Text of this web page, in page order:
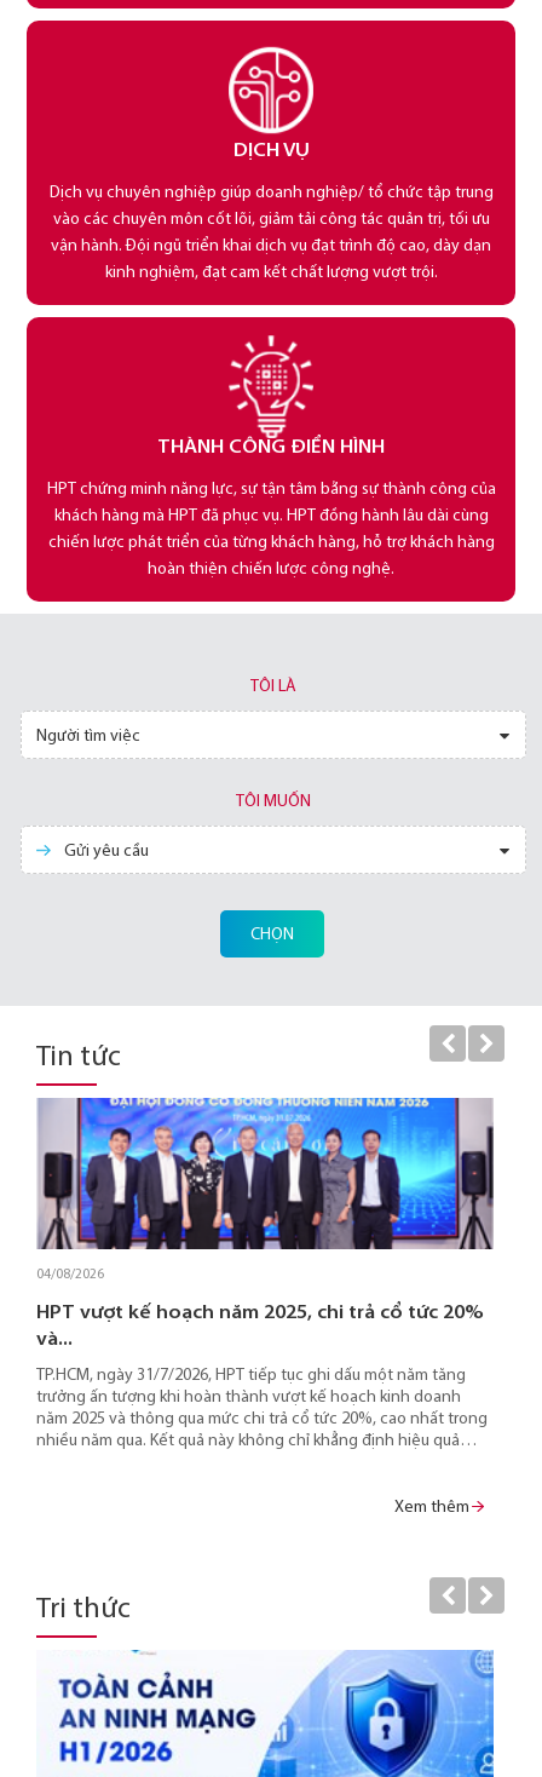
DỊCH VỤ
Dịch vụ chuyên nghiệp giúp doanh nghiệp/ tổ chức tập trung
vào các chuyên môn cốt lõi, giảm tải công tác quản trị, tối ưu
vận hành. Đội ngũ triển khai dịch vụ đạt trình độ cao, dày dạn
kinh nghiệm, đạt cam kết chất lượng vượt trội.
THÀNH CÔNG ĐIỂN HÌNH
HPT chứng minh năng lực, sự tận tâm bằng sự thành công của
khách hàng mà HPT đã phục vụ. HPT đồng hành lâu dài cùng
chiến lược phát triển của từng khách hàng, hỗ trợ khách hàng
hoàn thiện chiến lược công nghệ.
TÔI LÀ
Người tìm việc
TÔI MUỐN
Gửi yêu cầu
CHỌN
Tin tức
04/08/2026
HPT vượt kế hoạch năm 2025, chi trả cổ tức 20%
và...
TP.HCM, ngày 31/7/2026, HPT tiếp tục ghi dấu một năm tăng
trưởng ấn tượng khi hoàn thành vượt kế hoạch kinh doanh
năm 2025 và thông qua mức chi trả cổ tức 20%, cao nhất trong
nhiều năm qua. Kết quả này không chỉ khẳng định hiệu quả
2025 - 2030, hướng đến mục tiêu làm chủ công nghệ và phát
Xem thêm
Tri thức